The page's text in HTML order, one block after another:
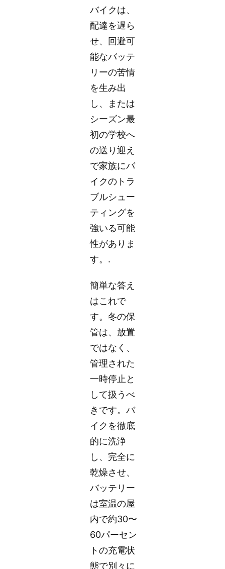
バイクは、
配達を遅ら
せ、回避可
能なバッテ
リーの苦情
を生み出
し、または
シーズン最
初の学校へ
の送り迎え
で家族にバ
イクのトラ
ブルシュー
ティングを
強いる可能
性がありま
す。.
簡単な答え
はこれで
す。冬の保
管は、放置
ではなく、
管理された
一時停止と
して扱うべ
きです。バ
イクを徹底
的に洗浄
し、完全に
乾燥させ、
バッテリー
は室温の屋
内で約30〜
60パーセン
トの充電状
態で別々に